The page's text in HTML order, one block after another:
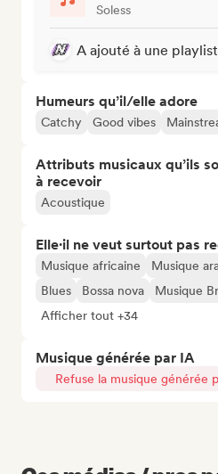
Soless
A ajouté à une playlist
Humeurs qu’il/elle adore
Catchy Good vibes
Attributs musicaux qu’ils
à recevoir
Acoustique
Elle·il ne veut surtout pas
Musique africaine Musique
Blues
Bossa nova
Musique
Afficher tout +34
Musique générée par IA
Refuse la musique générée